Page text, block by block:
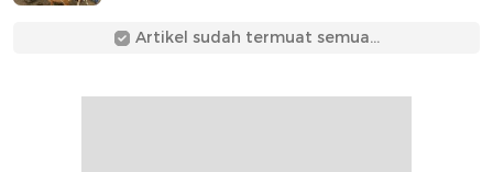
Artikel sudah termuat semua...